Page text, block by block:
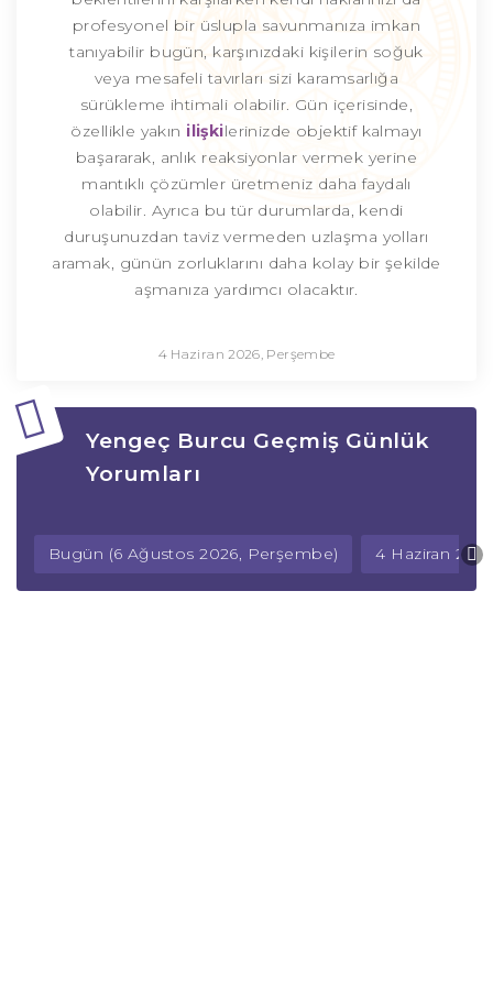
profesyonel bir üslupla savunmanıza imkan
tanıyabilir bugün, karşınızdaki kişilerin soğuk
veya mesafeli tavırları sizi karamsarlığa
sürükleme ihtimali olabilir. Gün içerisinde,
özellikle yakın ilişkilerinizde objektif kalmayı
başararak, anlık reaksiyonlar vermek yerine
mantıklı çözümler üretmeniz daha faydalı
olabilir. Ayrıca bu tür durumlarda, kendi
duruşunuzdan taviz vermeden uzlaşma yolları
aramak, günün zorluklarını daha kolay bir şekilde
aşmanıza yardımcı olacaktır.
4 Haziran 2026, Perşembe
Yengeç Burcu Geçmiş Günlük
Yorumları
Bugün (6 Ağustos 2026, Perşembe) 4 Haziran